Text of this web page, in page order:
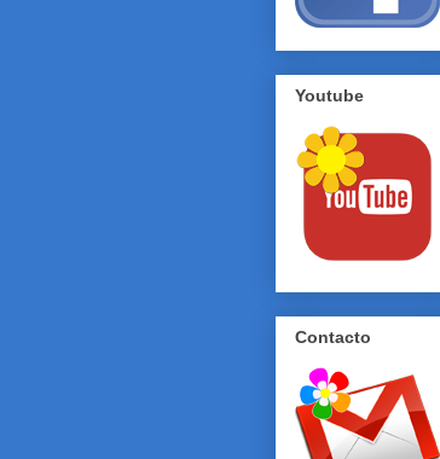
Youtube
Contacto